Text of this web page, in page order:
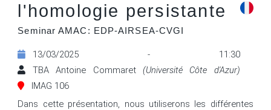
l'homologie persistante
Seminar AMAC: EDP-AIRSEA-CVGI
13/03/2025 - 11:30
TBA Antoine Commaret(Université Côte d'Azur)
IMAG 106
Dans cette présentation, nous utiliserons les différentes